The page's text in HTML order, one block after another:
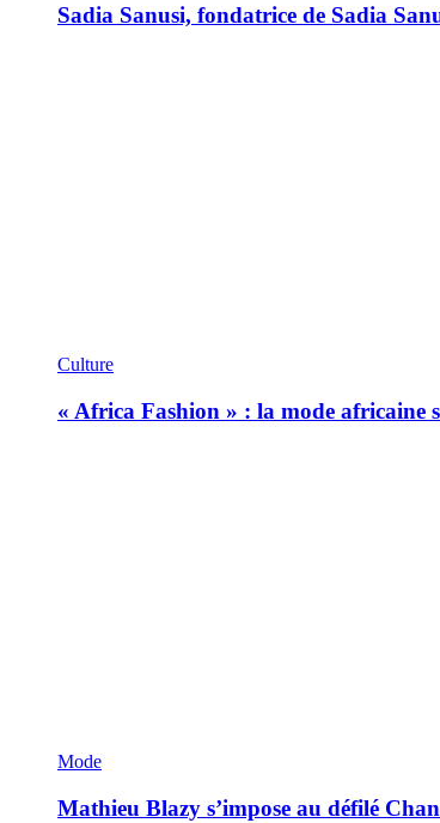
Sadia Sanusi, fondatrice de Sadia
Culture
« Africa Fashion » : la mode africaine
Mode
Mathieu Blazy s’impose au défilé